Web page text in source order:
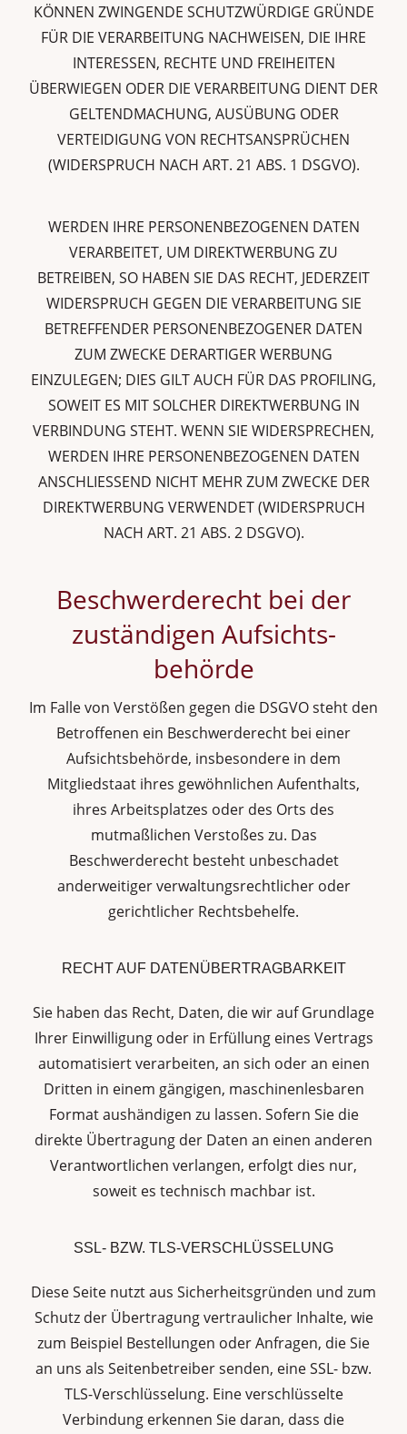
KÖNNEN ZWINGENDE SCHUTZWÜRDIGE GRÜNDE
FÜR DIE VERARBEITUNG NACHWEISEN, DIE IHRE
INTERESSEN, RECHTE UND FREIHEITEN
ÜBERWIEGEN ODER DIE VERARBEITUNG DIENT DER
GELTENDMACHUNG, AUSÜBUNG ODER
VERTEIDIGUNG VON RECHTSANSPRÜCHEN
(WIDERSPRUCH NACH ART. 21 ABS. 1 DSGVO).
WERDEN IHRE PERSONENBEZOGENEN DATEN
VERARBEITET, UM DIREKTWERBUNG ZU
BETREIBEN, SO HABEN SIE DAS RECHT, JEDERZEIT
WIDERSPRUCH GEGEN DIE VERARBEITUNG SIE
BETREFFENDER PERSONENBEZOGENER DATEN
ZUM ZWECKE DERARTIGER WERBUNG
EINZULEGEN; DIES GILT AUCH FÜR DAS PROFILING,
SOWEIT ES MIT SOLCHER DIREKTWERBUNG IN
VERBINDUNG STEHT. WENN SIE WIDERSPRECHEN,
WERDEN IHRE PERSONENBEZOGENEN DATEN
ANSCHLIESSEND NICHT MEHR ZUM ZWECKE DER
DIREKTWERBUNG VERWENDET (WIDERSPRUCH
NACH ART. 21 ABS. 2 DSGVO).
Beschwerde­recht bei der
zuständigen Aufsichts­
behörde
Im Falle von Verstößen gegen die DSGVO steht den
Betroffenen ein Beschwerderecht bei einer
Aufsichtsbehörde, insbesondere in dem
Mitgliedstaat ihres gewöhnlichen Aufenthalts,
ihres Arbeitsplatzes oder des Orts des
mutmaßlichen Verstoßes zu. Das
Beschwerderecht besteht unbeschadet
anderweitiger verwaltungsrechtlicher oder
gerichtlicher Rechtsbehelfe.
RECHT AUF DATEN­ÜBERTRAG­BARKEIT
Sie haben das Recht, Daten, die wir auf Grundlage
Ihrer Einwilligung oder in Erfüllung eines Vertrags
automatisiert verarbeiten, an sich oder an einen
Dritten in einem gängigen, maschinenlesbaren
Format aushändigen zu lassen. Sofern Sie die
direkte Übertragung der Daten an einen anderen
Verantwortlichen verlangen, erfolgt dies nur,
soweit es technisch machbar ist.
SSL- BZW. TLS-VERSCHLÜSSELUNG
Diese Seite nutzt aus Sicherheitsgründen und zum
Schutz der Übertragung vertraulicher Inhalte, wie
zum Beispiel Bestellungen oder Anfragen, die Sie
an uns als Seitenbetreiber senden, eine SSL- bzw.
TLS-Verschlüsselung. Eine verschlüsselte
Verbindung erkennen Sie daran, dass die